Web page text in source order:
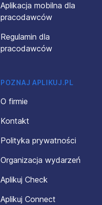
Aplikacja mobilna dla
pracodawców
Regulamin dla
pracodawców
POZNAJ APLIKUJ.PL
O firmie
Kontakt
Polityka prywatności
Organizacja wydarzeń
Aplikuj Check
Aplikuj Connect